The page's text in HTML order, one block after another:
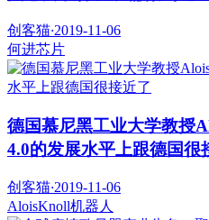
创客猫·2019-11-06
何进芯片
德国慕尼黑工业大学教授
4.0的发展水平上跟德国很
创客猫·2019-11-06
AloisKnoll机器人